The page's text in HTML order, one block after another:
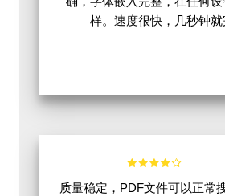
样。速度很快，几秒钟就
质量稳定，PDF文件可以正常